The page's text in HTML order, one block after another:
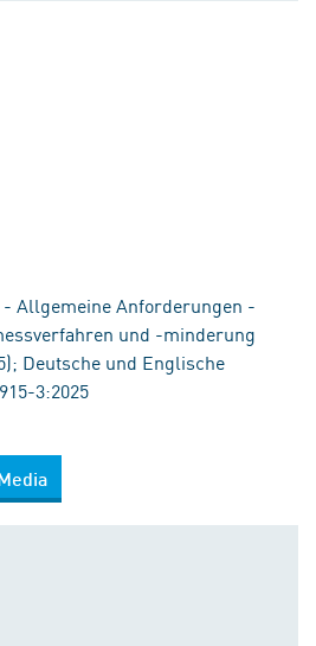
Allgemeine Anforderungen -
und -minderung
Deutsche und Englische
3:2025